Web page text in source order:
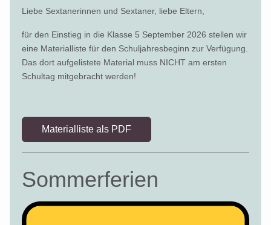
Liebe Sextanerinnen und Sextaner, liebe Eltern,
für den Einstieg in die Klasse 5 September 2026 stellen wir
eine Materialliste für den Schuljahresbeginn zur Verfügung.
Das dort aufgelistete Material muss NICHT am ersten
Schultag mitgebracht werden!
Materialliste als PDF
Sommerferien